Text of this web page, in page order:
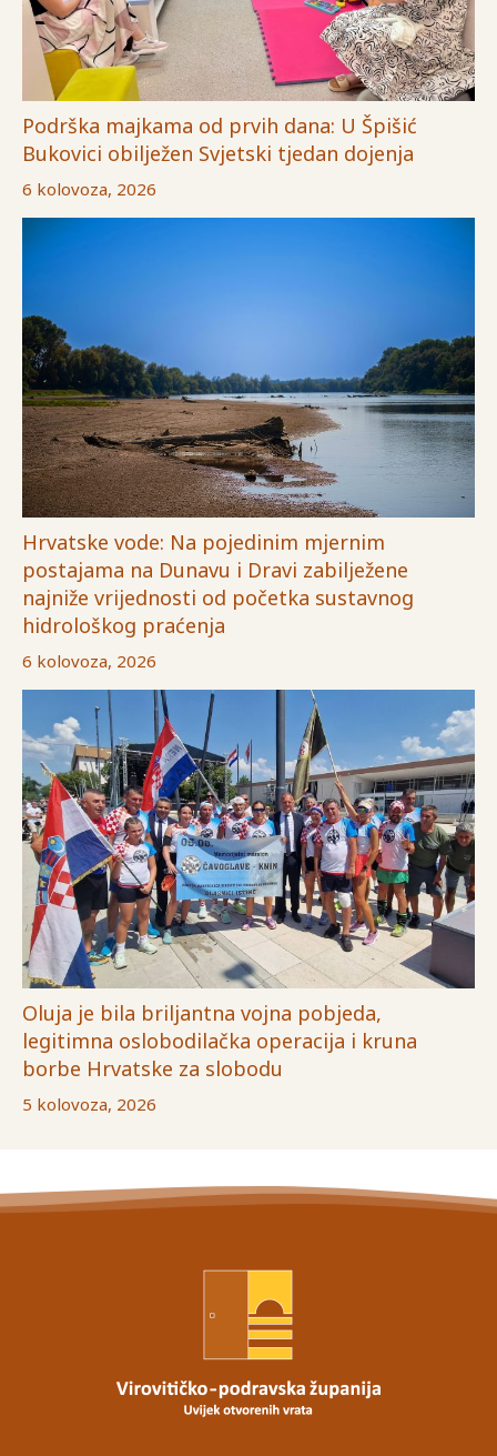
Podrška majkama od prvih dana: U Špišić
Bukovici obilježen Svjetski tjedan dojenja
6 kolovoza, 2026
Hrvatske vode: Na pojedinim mjernim
postajama na Dunavu i Dravi zabilježene
najniže vrijednosti od početka sustavnog
hidrološkog praćenja
6 kolovoza, 2026
Oluja je bila briljantna vojna pobjeda,
legitimna oslobodilačka operacija i kruna
borbe Hrvatske za slobodu
5 kolovoza, 2026